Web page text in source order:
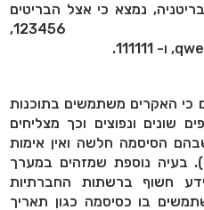
נמצא כי אצל הבריטים
מובילות הסיסמאות: 123456,
כי האקרים משתמשים בתוכנות
שונים ונפוצים וכך מצליחים
הסיסמה חלשה ואין אימות
בעיה נוספת שמזהים במערך
חשוף ברשתות החברתיות
בו כסיסמה כגון תאריך